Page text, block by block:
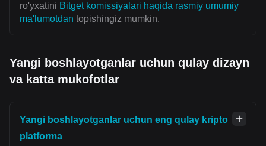
ro'yxatini Bitget komissiyalari haqida rasmiy umumiy
ma'lumotdan topishingiz mumkin.
Yangi boshlayotganlar uchun qulay dizayn
va katta mukofotlar
Yangi boshlayotganlar uchun eng qulay kripto
platforma